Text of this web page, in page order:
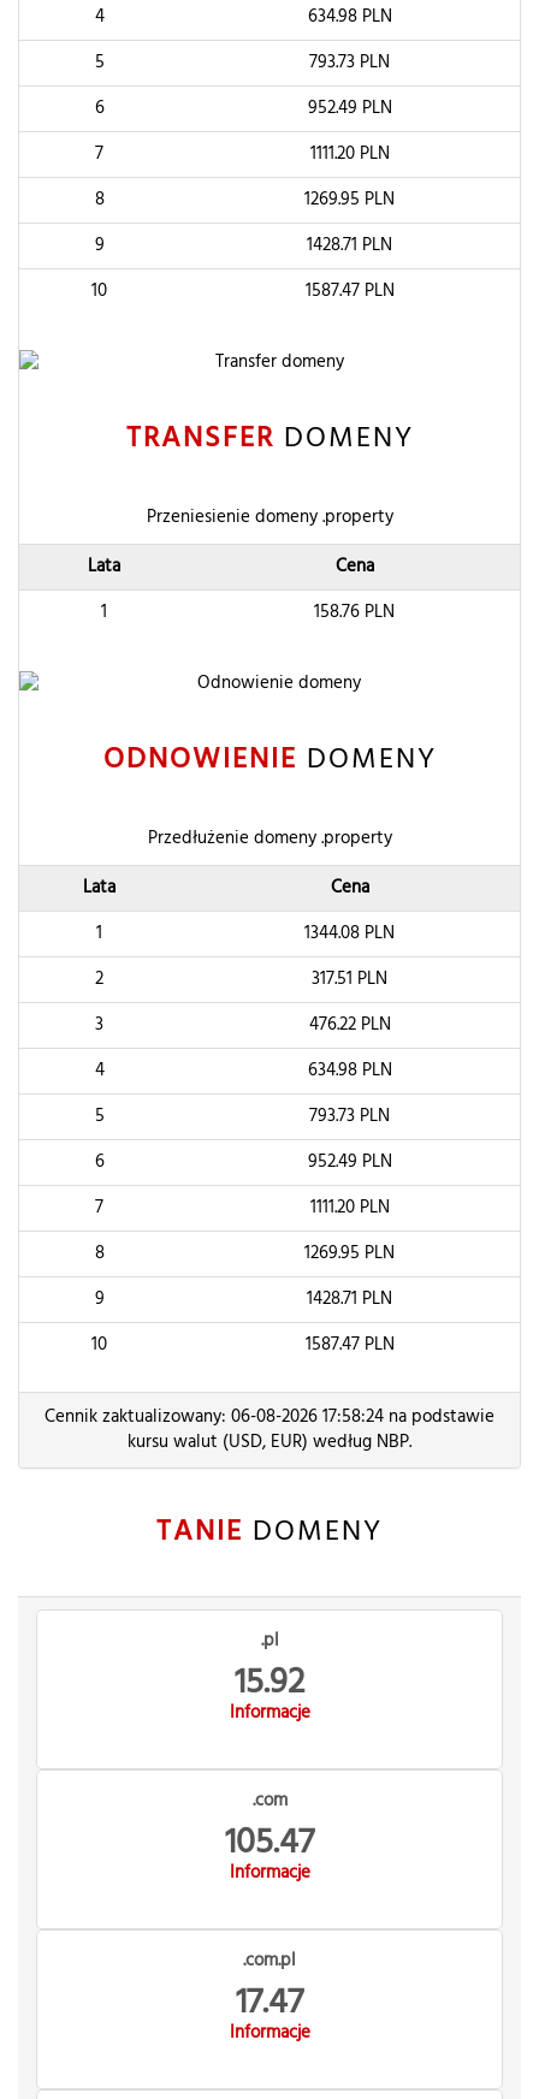
4
634.98PLN
5
793.73 PLN
6
952.49 PLN
7
1111.20PLN
8
1269.95 PLN
9
1428.71 PLN
10
1587.47PLN
TRANSFER DOMENY
Przeniesienie domeny .property
Lata
Cena
1
158.76 PLN
ODNOWIENIE DOMENY
Przedłużenie domeny .property
Lata
Cena
1
1344.08 PLN
2
317.51 PLN
3
476.22PLN
4
634.98PLN
5
793.73 PLN
6
952.49 PLN
7
1111.20PLN
8
1269.95 PLN
9
1428.71 PLN
10
1587.47PLN
Cennik zaktualizowany: 06-08-2026 17:58:24 na podstawie
kursu walut (USD, EUR) według NBP.
TANIE DOMENY
.pl
15.92
Informacje
.com
105.47
Informacje
.com.pl
17.47
Informacje